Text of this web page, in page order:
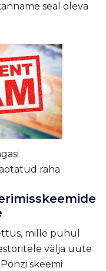
seal oleva
raha
mille puhul
välja uute
skeemi